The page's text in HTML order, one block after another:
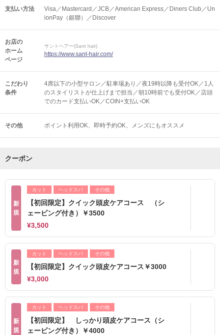
支払い方法
Visa／Mastercard／JCB／American Express／Diners Club／Un
ionPay（銀聯）／Discover
お店の
ホーム
ページ
サントヘアー(Sant hair)
https://www.sant-hair.com/
こだわり
条件
4席以下の小型サロン／駐車場あり／夜19時以降も受付OK／1人
のスタイリストが仕上げまで担当／朝10時前でも受付OK／店頭
でのカード支払いOK／COIN+支払いOK
その他 ポイント利用OK 即時予約OK メンズにもオススメ
クーポン
新
規
カット ヘッドスパ その他
【初回限定】クイック頭皮ケアコース （シ
ェービング付き）￥3500
¥3,500
新
規
カット ヘッドスパ その他
【初回限定】クイック頭皮ケアコース￥3000
¥3,000
新
規
カット ヘッドスパ その他
【初回限定】 しっかり頭皮ケアコース（シ
ェービング付き）￥4000